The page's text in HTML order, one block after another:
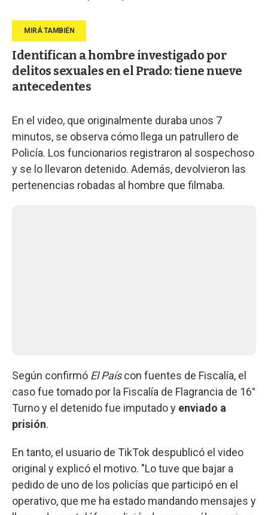
Identifican a hombre investigado por
delitos sexuales en el Prado: tiene nueve
antecedentes
En el video, que originalmente duraba unos 7
minutos, se observa cómo llega un patrullero de
Policía. Los funcionarios registraron al sospechoso
y se lo llevaron detenido. Además, devolvieron las
pertenencias robadas al hombre que filmaba.
Según confirmó El Paíscon fuentes de Fiscalía, el
caso fue tomado por la Fiscalía de Flagrancia de 16°
Turno y el detenido fue imputado y enviado a
prisión.
En tanto, el usuario de TikTok despublicó el video
original y explicó el motivo. "Lo tuve que bajar a
pedido de uno de los policías que participó en el
operativo, que me ha estado mandando mensajes y